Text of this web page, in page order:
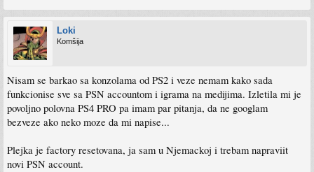
Loki
Komšija
Nisam se barkao sa konzolama od PS2 i veze nemam kako sada
funkcionise sve sa PSN accountom i igrama na medijima. Izletila mi je
povoljno polovna PS4 PRO pa imam par pitanja, da ne googlam
bezveze ako neko moze da mi napise...
Plejka je factory resetovana, ja sam u Njemackoj i trebam napraviit
novi PSN account.